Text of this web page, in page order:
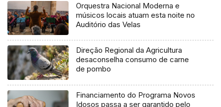
Orquestra Nacional Moderna e
músicos locais atuam esta noite no
Auditório das Velas
Direção Regional da Agricultura
desaconselha consumo de carne
de pombo
Financiamento do Programa Novos
Idosos passa a ser garantido pelo